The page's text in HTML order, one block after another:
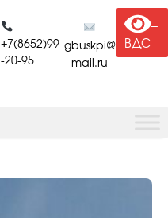
+7(8652)99
-20-95
gbuskpi@
mail.ru
ВДС